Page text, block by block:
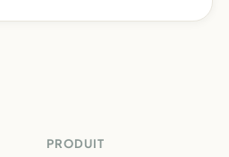
PRODUIT